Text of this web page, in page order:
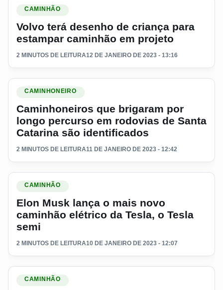
CAMINHÃO
Volvo terá desenho de criança para
estampar caminhão em projeto
2 MINUTOS DE LEITURA12 DE JANEIRO DE 2023 - 13:16
Ler materia: Caminhoneiros que brigaram por longo
CAMINHONEIRO
Caminhoneiros que brigaram por
longo percurso em rodovias de Santa
Catarina são identificados
2 MINUTOS DE LEITURA11 DE JANEIRO DE 2023 - 12:42
Ler materia: Elon Musk lança o mais novo caminhão elétrico
CAMINHÃO
Elon Musk lança o mais novo
caminhão elétrico da Tesla, o Tesla
semi
2 MINUTOS DE LEITURA10 DE JANEIRO DE 2023 - 12:07
Ler materia: Veja como a Inteligência Artificial(IA) está
CAMINHÃO